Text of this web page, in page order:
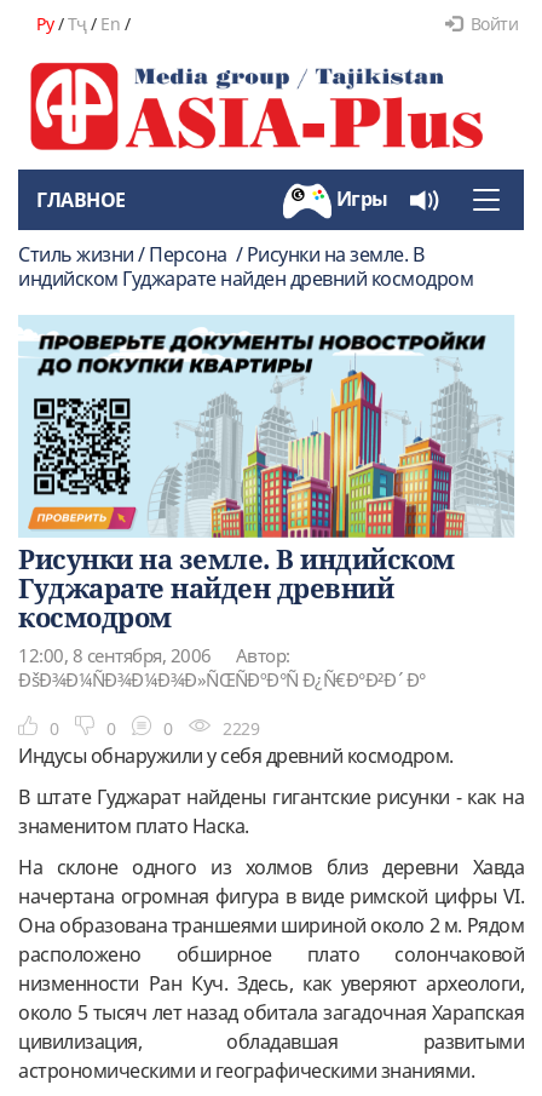
Ру/Тҷ/ En / Войти
Toggle
ГЛАВНОЕ Игры
Стиль жизни / Персона / Рисунки на земле. В
индийском Гуджарате найден древний космодром
Рисунки на земле. В индийском
Гуджарате найден древний
космодром
12:00, 8 сентября, 2006
Автор:
ÐšÐ¾Ð¼ÑÐ¾Ð¼Ð¾Ð»ÑŒÑÐºÐ°Ñ Ð¿Ñ€Ð°Ð²Ð´Ð°
0 0 0 2229
Индусы обнаружили у себя древний космодром.
В штате Гуджарат найдены гигантские рисунки - как на
знаменитом плато Наска.
На склоне одного из холмов близ деревни Хавда
начертана огромная фигура в виде римской цифры VI.
Она образована траншеями шириной около 2 м. Рядом
расположено обширное плато солончаковой
низменности Ран Куч. Здесь, как уверяют археологи,
около 5 тысяч лет назад обитала загадочная Харапская
цивилизация, обладавшая развитыми
астрономическими и географическими знаниями.